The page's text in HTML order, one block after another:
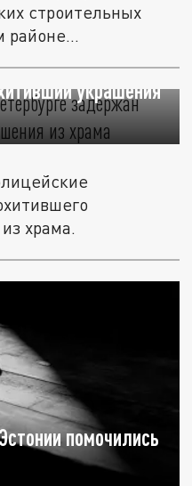
строительных
районе...
Петербурге
украшения
храма.
помочились